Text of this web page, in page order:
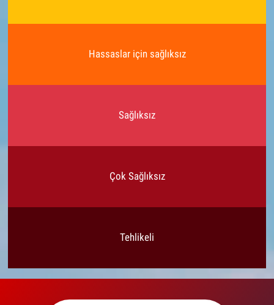
Hassaslar için sağlıksız
Sağlıksız
Çok Sağlıksız
Tehlikeli